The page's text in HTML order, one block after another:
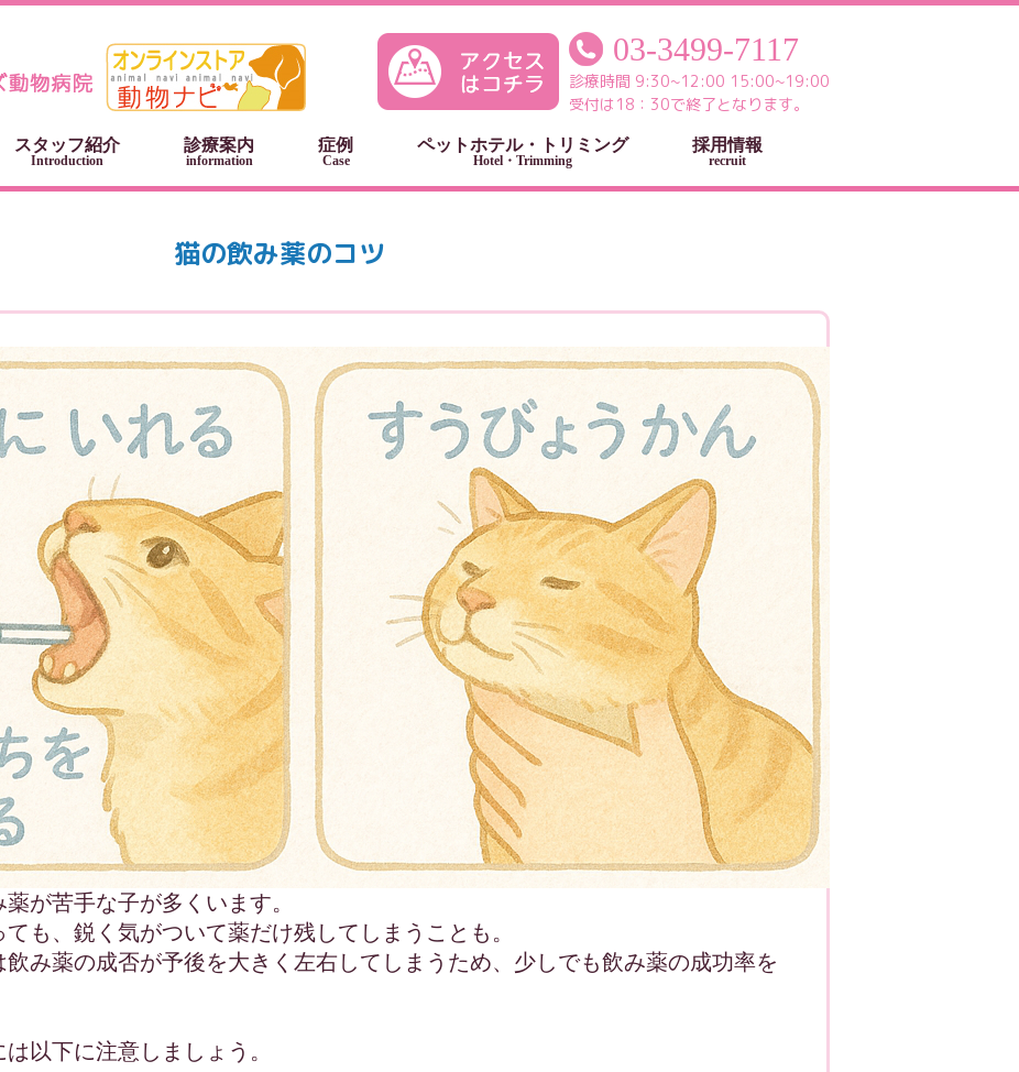
03-3499-7117
診療時間 9:30~12:00 15:00~19:00
受付は18：30で終了となります。
スタッフ紹介
Introduction
診療案内
information
症例
Case
ペットホテル・トリミング
Hotel・Trimming
採用情報
recruit
猫の飲み薬のコツ
が苦手な子が多くいます。
も、鋭く気がついて薬だけ残してしまうことも。
飲み薬の成否が予後を大きく左右してしまうため、少しでも飲み薬の成功率を
以下に注意しましょう。